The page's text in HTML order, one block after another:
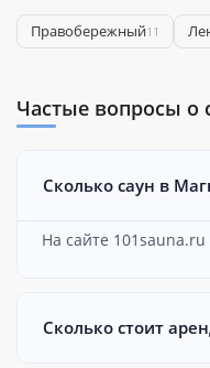
Правобережный11
Частые вопросы о
Сколько саун в
На сайте
Сколько стоит